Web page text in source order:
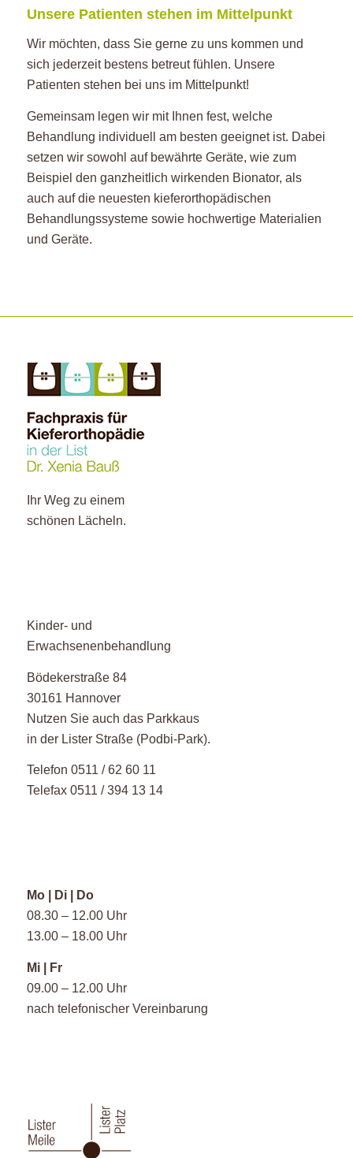
Unsere Patienten stehen im Mittelpunkt
Wir möchten, dass Sie gerne zu uns kommen und
sich jederzeit bestens betreut fühlen. Unsere
Patienten stehen bei uns im Mittelpunkt!
Gemeinsam legen wir mit Ihnen fest, welche
Behandlung individuell am besten geeignet ist. Dabei
setzen wir sowohl auf bewährte Geräte, wie zum
Beispiel den ganzheitlich wirkenden Bionator, als
auch auf die neuesten kieferorthopädischen
Behandlungssysteme sowie hochwertige Materialien
und Geräte.
Ihr Weg zu einem
schönen Lächeln.
Kinder- und
Erwachsenenbehandlung
Bödekerstraße 84
30161 Hannover
Nutzen Sie auch das Parkkaus
in der Lister Straße (Podbi-Park).
Telefon 0511 / 62 60 11
Telefax 0511 / 394 13 14
Mo | Di | Do
08.30 – 12.00 Uhr
13.00 – 18.00 Uhr
Mi | Fr
09.00 – 12.00 Uhr
nach telefonischer Vereinbarung